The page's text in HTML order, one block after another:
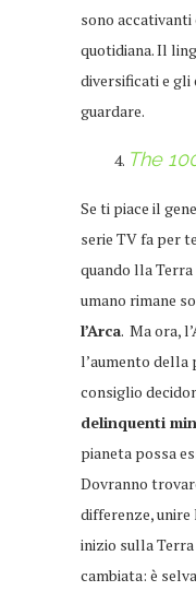
sono
quotidiana. Il
diversificati e gli
guardare.
The
Se ti piace il
serie TV fa per
quando lla Terra
umano rimane
l’Arca. Ma ora,
l’aumento della
consiglio
delinquenti
pianeta possa
Dovranno
differenze, unire
inizio sulla
cambiata: è